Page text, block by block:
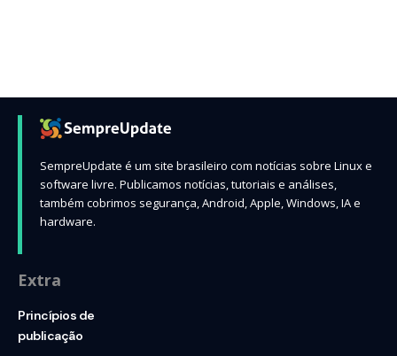
SempreUpdate é um site brasileiro com notícias sobre Linux e
software livre. Publicamos notícias, tutoriais e análises,
também cobrimos segurança, Android, Apple, Windows, IA e
hardware.
Extra
Princípios de
publicação